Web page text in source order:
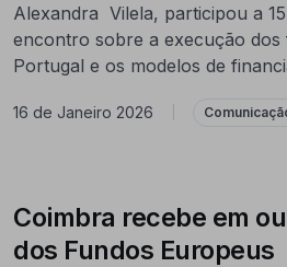
Alexandra Vilela, participou a
encontro sobre a execução
Portugal e os modelos de
16 de Janeiro 2026
Coimbra recebe em
dos Fundos Europeus